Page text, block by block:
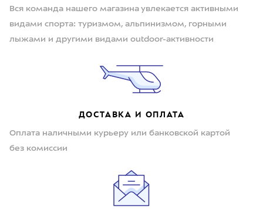
Вся команда нашего магазина увлекается активными
видами спорта: туризмом, альпинизмом, горными
лыжами и другими видами outdoor-активности
ДОСТАВКА И ОПЛАТА
Оплата наличными курьеру или банковской картой
без комиссии